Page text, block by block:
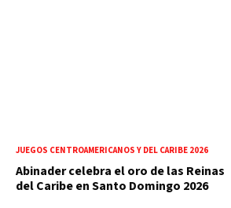
JUEGOS CENTROAMERICANOS Y DEL CARIBE 2026
Abinader celebra el oro de las Reinas
del Caribe en Santo Domingo 2026